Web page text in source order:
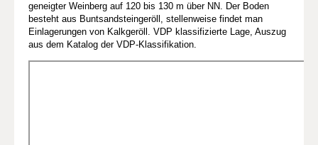
geneigter Weinberg auf 120 bis 130 m über NN. Der Boden
besteht aus Buntsandsteingeröll, stellenweise findet man
Einlagerungen von Kalkgeröll. VDP klassifizierte Lage, Auszug
aus dem Katalog der VDP-Klassifikation.